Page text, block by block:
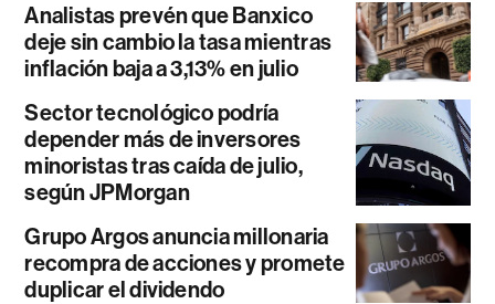
Analistas prevén que Banxico
deje sin cambio la tasa mientras
inflación baja a 3,13% en julio
Sector tecnológico podría
depender más de inversores
minoristas tras caída de julio,
según JPMorgan
Grupo Argos anuncia millonaria
recompra de acciones y promete
duplicar el dividendo